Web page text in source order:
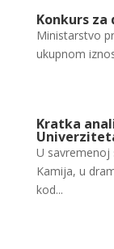
Konkurs
Ministarstvo
ukupnom
Kratka
U
Kamija, u
kod...